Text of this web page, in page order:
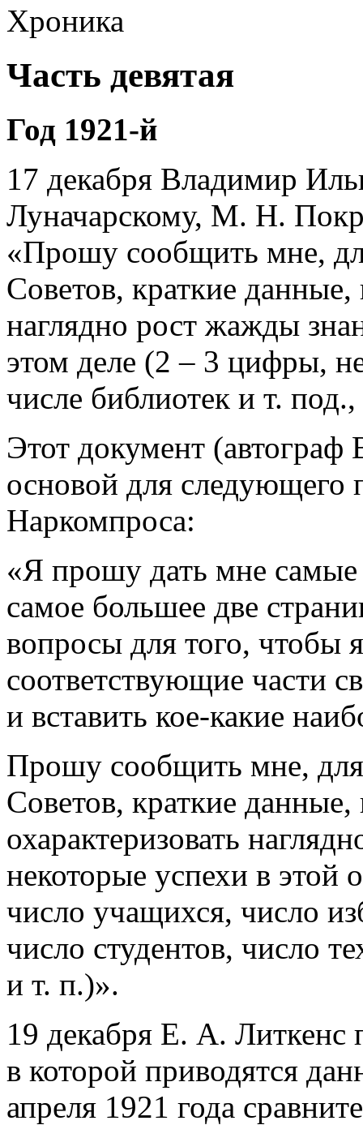
Хроника
Часть девятая
Год 1921-й
17 декабря Владимир
Луначарскому, М. Н.
«Прошу сообщить мне,
Советов, краткие данные,
наглядно рост жажды
этом деле (2 – 3 цифры,
числе библиотек и т.
Этот документ
основой для следующего
Наркомпроса:
«Я прошу дать мне самые
самое большее две
вопросы для того, чтобы
соответствующие части
и вставить кое-какие
Прошу сообщить мне, для
Советов, краткие
охарактеризовать
некоторые успехи в этой
число учащихся, число
число студентов, число
и т. п.)».
19 декабря Е. А.
в которой приводятся
апреля 1921 года